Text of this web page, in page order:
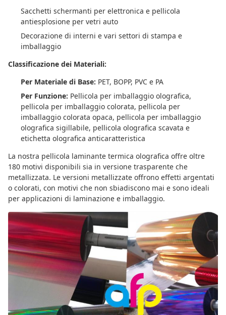
Sacchetti schermanti per elettronica e pellicola
antiesplosione per vetri auto
Decorazione di interni e vari settori di stampa e
imballaggio
Classificazione dei Materiali:
Per Materiale di Base: PET, BOPP, PVC e PA
Per Funzione: Pellicola per imballaggio olografica,
pellicola per imballaggio colorata, pellicola per
imballaggio colorata opaca, pellicola per imballaggio
olografica sigillabile, pellicola olografica scavata e
etichetta olografica anticaratteristica
La nostra pellicola laminante termica olografica offre oltre
180 motivi disponibili sia in versione trasparente che
metallizzata. Le versioni metallizzate offrono effetti argentati
o colorati, con motivi che non sbiadiscono mai e sono ideali
per applicazioni di laminazione e imballaggio.